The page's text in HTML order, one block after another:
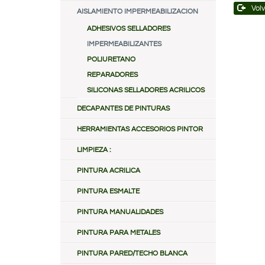
AISLAMIENTO IMPERMEABILIZACION
ADHESIVOS SELLADORES
IMPERMEABILIZANTES
POLIURETANO
REPARADORES
SILICONAS SELLADORES ACRILICOS
DECAPANTES DE PINTURAS
HERRAMIENTAS ACCESORIOS PINTOR
LIMPIEZA :
PINTURA ACRILICA
PINTURA ESMALTE
PINTURA MANUALIDADES
PINTURA PARA METALES
PINTURA PARED/TECHO BLANCA